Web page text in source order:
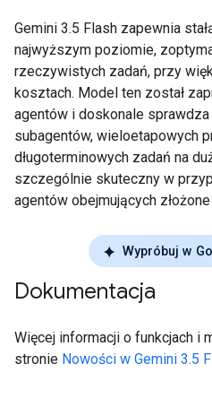
Gemini 3.5 Flash zapewnia
najwyższym poziomie,
rzeczywistych zadań, przy
kosztach. Model ten został
agentów i doskonale
subagentów, wieloetapowych
długoterminowych zadań na
szczególnie skuteczny w
agentów obejmujących
Wypróbuj w
Dokumentacja
Więcej informacji o funkcjach i
stronie Nowości w Gemini 3.5